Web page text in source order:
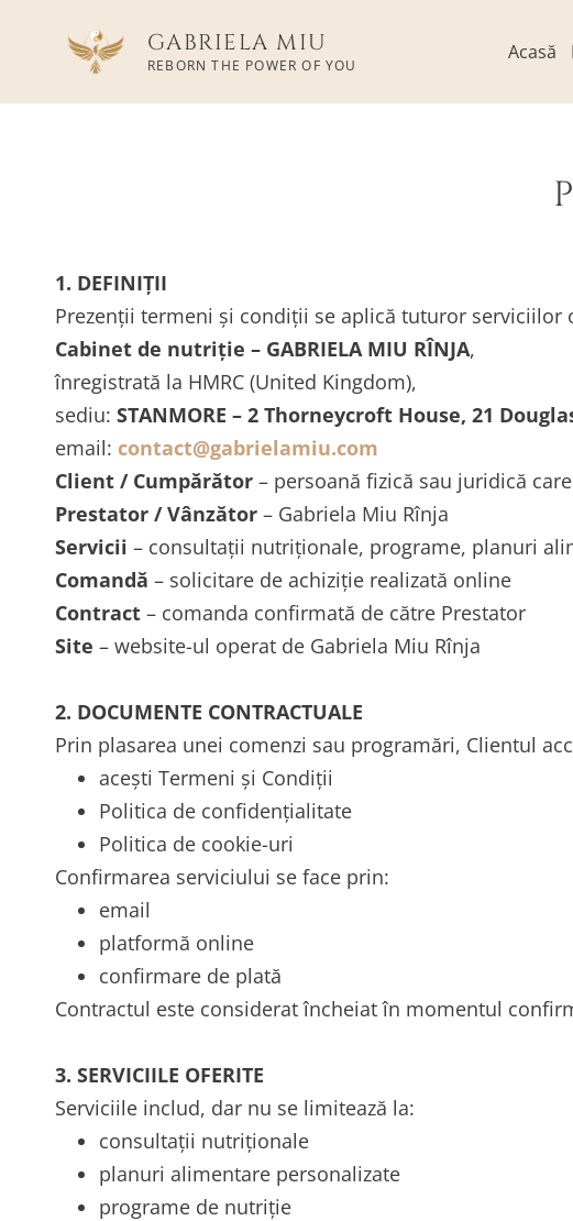
GABRIELA MIU
REBORN THE POWER OF YOU
Acasă
1. DEFINIȚII
Prezenții termeni și condiții se aplică tuturor serviciilor
Cabinet de nutriție – GABRIELA MIU RÎNJA,
înregistrată la HMRC (United Kingdom),
sediu: STANMORE – 2 Thorneycroft House, 21
email: contact@gabrielamiu.com
Client / Cumpărător – persoană fizică sau juridică
Prestator / Vânzător – Gabriela Miu Rînja
Servicii – consultații nutriționale, programe, planuri
Comandă – solicitare de achiziție realizată online
Contract – comanda confirmată de către Prestator
Site – website-ul operat de Gabriela Miu Rînja
2. DOCUMENTE CONTRACTUALE
Prin plasarea unei comenzi sau programări, Clientul
acești Termeni și Condiții
Politica de confidențialitate
Politica de cookie-uri
Confirmarea serviciului se face prin:
email
platformă online
confirmare de plată
Contractul este considerat încheiat în momentul
3. SERVICIILE OFERITE
Serviciile includ, dar nu se limitează la:
consultații nutriționale
planuri alimentare personalizate
programe de nutriție